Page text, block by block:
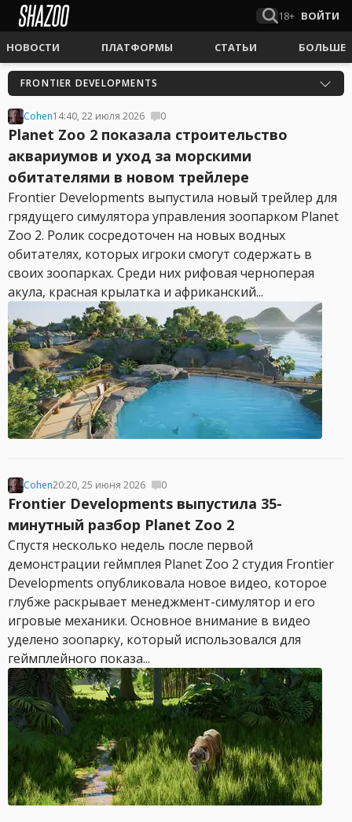
18+ ВОЙТИ
НОВОСТИ ПЛАТФОРМЫ СТАТЬИ БОЛЬШЕ
FRONTIER DEVELOPMENTS
Cohen14:40, 22 июля 2026 0
Planet Zoo 2 показала строительство
аквариумов и уход за морскими
обитателями в новом трейлере
Frontier Developments выпустила новый трейлер для
грядущего симулятора управления зоопарком Planet
Zoo 2. Ролик сосредоточен на новых водных
обитателях, которых игроки смогут содержать в
своих зоопарках. Среди них рифовая черноперая
акула, красная крылатка и африканский...
Cohen20:20, 25 июня 2026 0
Frontier Developments выпустила 35-
минутный разбор Planet Zoo 2
Спустя несколько недель после первой
демонстрации геймплея Planet Zoo 2 студия Frontier
Developments опубликовала новое видео, которое
глубже раскрывает менеджмент-симулятор и его
игровые механики. Основное внимание в видео
уделено зоопарку, который использовался для
геймплейного показа...